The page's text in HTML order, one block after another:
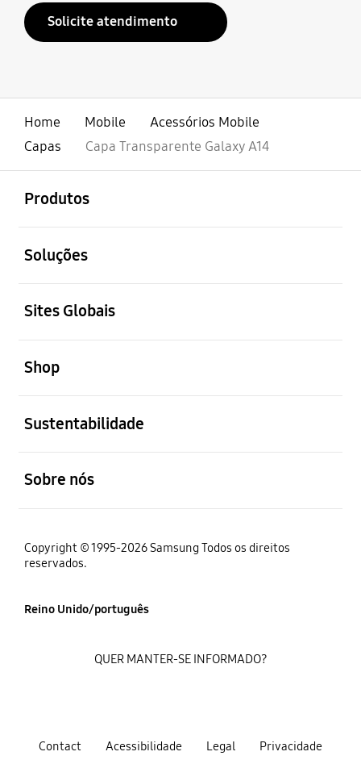
Solicite atendimento
Home Mobile
Acessórios Mobile
Capas
Capa Transparente Galaxy A14
Produtos
Soluções
Sites Globais
Shop
Sustentabilidade
Sobre nós
Copyright © 1995-2026 Samsung Todos os direitos
reservados.
Reino Unido/português
Contact Acessibilidade Legal Privacidade
QUER MANTER-SE INFORMADO?